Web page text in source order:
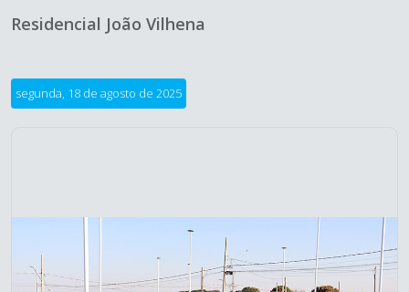
Residencial João Vilhena
segunda, 18 de agosto de 2025